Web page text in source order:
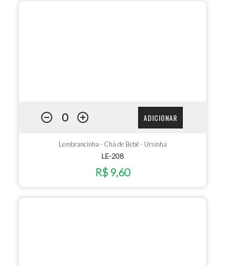
ADICIONAR
Lembrancinha - Chá de Bebê - Ursinha
LE-208
R$ 9,60